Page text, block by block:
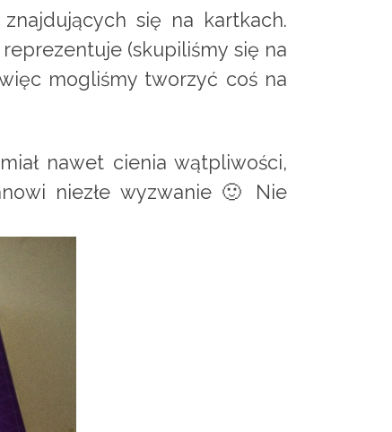
się na kartkach.
(skupiliśmy się na
więc mogliśmy tworzyć coś na
nawet cienia wątpliwości,
niezłe wyzwanie 🙂 Nie